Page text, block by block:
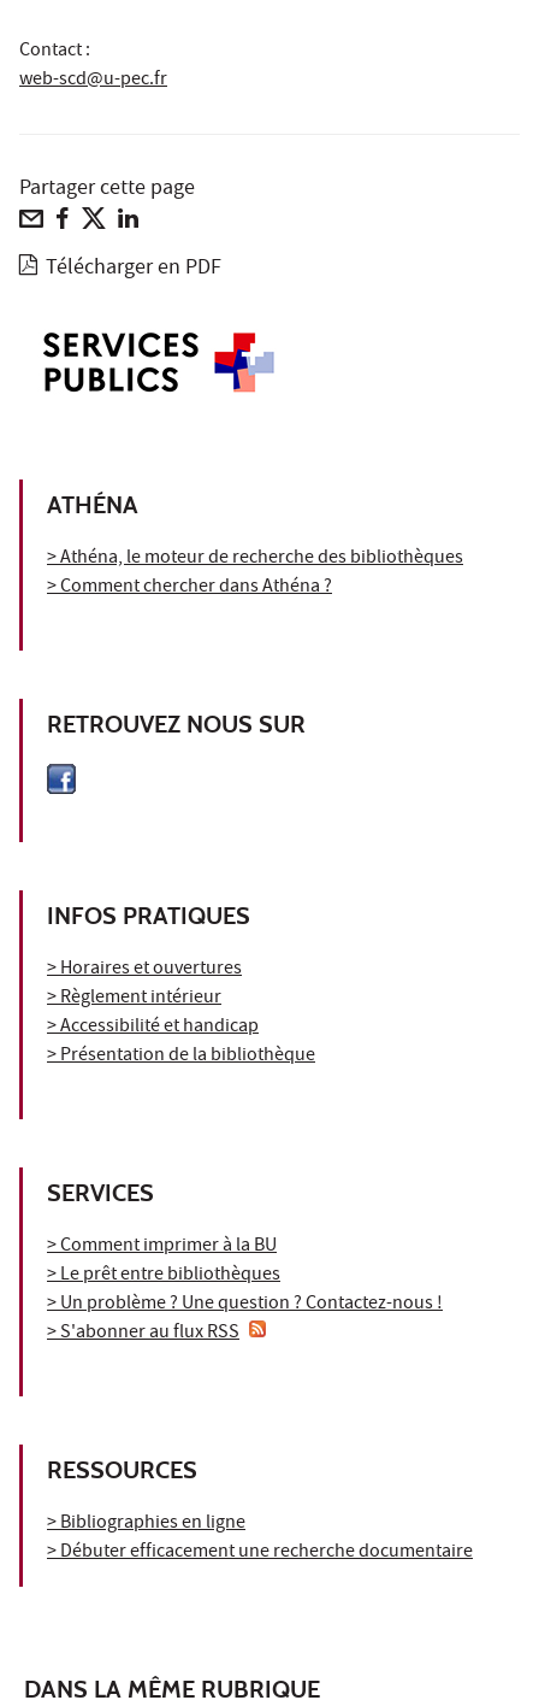
Contact :
web-scd@u-pec.fr
Partager cette page
Télécharger en PDF
ATHÉNA
> Athéna, le moteur de recherche des bibliothèques
> Comment chercher dans Athéna ?
RETROUVEZ NOUS SUR
INFOS PRATIQUES
> Horaires et ouvertures
> Règlement intérieur
> Accessibilité et handicap
> Présentation de la bibliothèque
SERVICES
> Comment imprimer à la BU
> Le prêt entre bibliothèques
> Un problème ? Une question ? Contactez-nous !
> S'abonner au flux RSS
RESSOURCES
> Bibliographies en ligne
> Débuter efficacement une recherche documentaire
DANS LA MÊME RUBRIQUE